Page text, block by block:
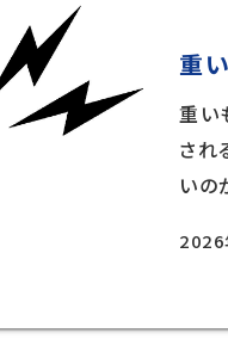
重
重い
され
いの
2026